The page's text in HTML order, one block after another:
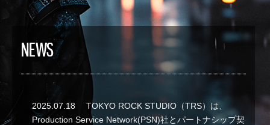
NEWS
2025.07.18 TOKYO ROCK STUDIO（TRS）は、
Production Service Network(PSN)社とパートナシップ契